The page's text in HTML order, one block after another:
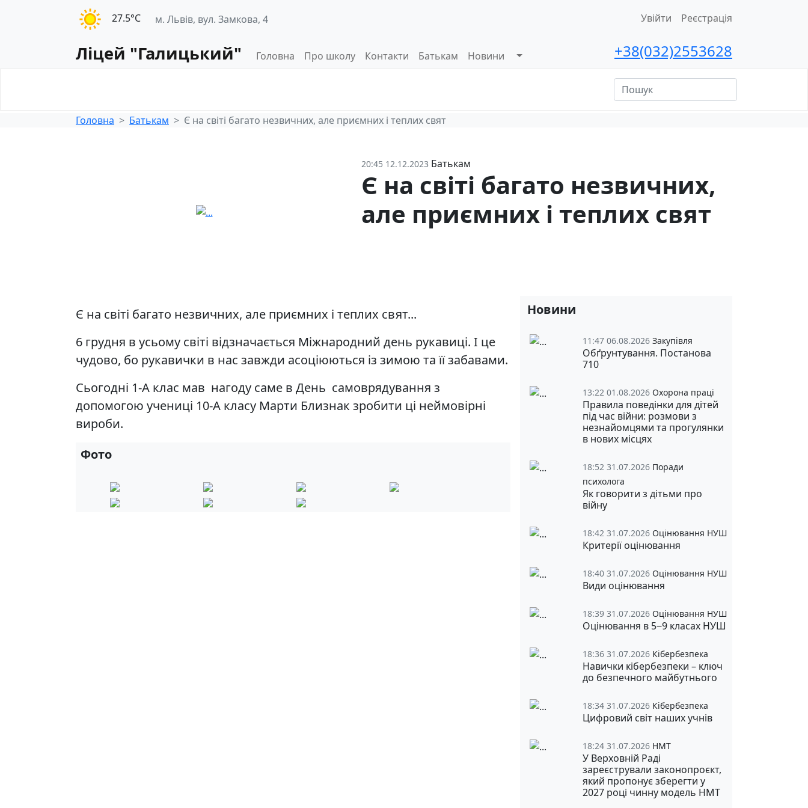
27.5°С м. Львів, вул. Замкова, 4 Увійти Реєстрація
Ліцей "Галицький" Головна Про школу Контакти Батькам Новини +38(032)2553628
Головна
Батькам Є на світі багато незвичних, але приємних і теплих свят
20:45 12.12.2023 Батькам
Є на світі багато незвичних,
але приємних і теплих свят
Є на світі багато незвичних, але приємних і теплих свят...
6 грудня в усьому світі відзначається Міжнародний день рукавиці. І це
чудово, бо рукавички в нас завжди асоціюються із зимою та її забавами.
Сьогодні 1-А клас мав нагоду саме в День самоврядування з
допомогою учениці 10-А класу Марти Близнак зробити ці неймовірні
вироби.
Фото
Новини
11:47 06.08.2026 Закупівля
Обґрунтування. Постанова
710
13:22 01.08.2026 Охорона праці
Правила поведінки для дітей
під час війни: розмови з
незнайомцями та прогулянки
в нових місцях
18:52 31.07.2026 Поради
психолога
Як говорити з дітьми про
війну
18:42 31.07.2026 Оцінювання НУШ
Критерії оцінювання
18:40 31.07.2026 Оцінювання НУШ
Види оцінювання
18:39 31.07.2026 Оцінювання НУШ
Оцінювання в 5‒9 класах НУШ
18:36 31.07.2026 Кібербезпека
Навички кібербезпеки – ключ
до безпечного майбутнього
18:34 31.07.2026 Кібербезпека
Цифровий світ наших учнів
18:24 31.07.2026 НМТ
У Верховній Раді
зареєстрували законопроєкт,
який пропонує зберегти у
2027 році чинну модель НМТ